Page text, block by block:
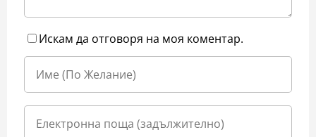
Искам да отговоря на моя коментар.